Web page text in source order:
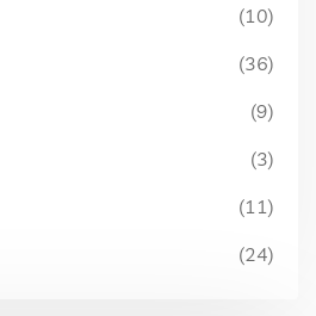
(10)
(36)
(9)
(3)
(11)
(24)